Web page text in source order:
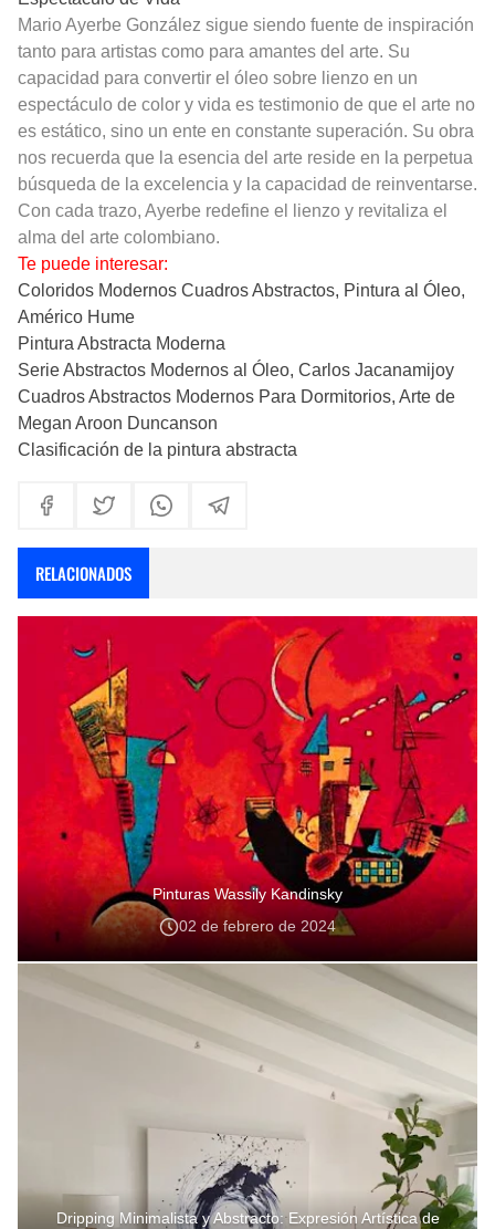
Mario Ayerbe González sigue siendo fuente de inspiración
tanto para artistas como para amantes del arte. Su
capacidad para convertir el óleo sobre lienzo en un
espectáculo de color y vida es testimonio de que el arte no
es estático, sino un ente en constante superación. Su obra
nos recuerda que la esencia del arte reside en la perpetua
búsqueda de la excelencia y la capacidad de reinventarse.
Con cada trazo, Ayerbe redefine el lienzo y revitaliza el
alma del arte colombiano.
Te puede interesar:
Coloridos Modernos Cuadros Abstractos, Pintura al Óleo,
Américo Hume
Pintura Abstracta Moderna
Serie Abstractos Modernos al Óleo, Carlos Jacanamijoy
Cuadros Abstractos Modernos Para Dormitorios, Arte de
Megan Aroon Duncanson
Clasificación de la pintura abstracta
RELACIONADOS
Pinturas Wassily Kandinsky
02 de febrero de 2024
Dripping Minimalista y Abstracto: Expresión Artística de